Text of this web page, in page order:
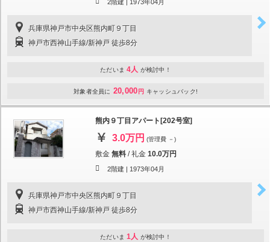
2階建 | 1973年04月
兵庫県神戸市中央区熊内町９丁目
神戸市西神山手線/新神戸 徒歩8分
ただいま 4人 が検討中！
対象者全員に 20,000 円 キャッシュバック!
熊内９丁目アパート[202号室]
3.0万円 (管理費 －)
敷金 無料 /礼金 10.0万円
2階建 | 1973年04月
兵庫県神戸市中央区熊内町９丁目
神戸市西神山手線/新神戸 徒歩8分
ただいま 1人 が検討中！